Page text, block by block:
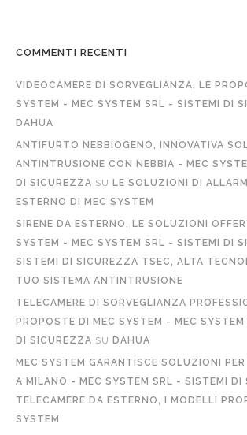
COMMENTI RECENTI
VIDEOCAMERE DI SORVEGLIANZA, LE
SYSTEM - MEC SYSTEM SRL - SISTEMI DI
DAHUA
ANTIFURTO NEBBIOGENO, INNOVATIVA
ANTINTRUSIONE CON NEBBIA - MEC
DI SICUREZZA SU LE SOLUZIONI DI
ESTERNO DI MEC SYSTEM
SIRENE DA ESTERNO, LE SOLUZIONI
SYSTEM - MEC SYSTEM SRL - SISTEMI DI
SISTEMI DI SICUREZZA TSEC, ALTA
TUO SISTEMA ANTINTRUSIONE
TELECAMERE DI SORVEGLIANZA
PROPOSTE DI MEC SYSTEM - MEC SYSTEM
DI SICUREZZA SU DAHUA
MEC SYSTEM GARANTISCE SOLUZIONI
A MILANO - MEC SYSTEM SRL - SISTEMI DI
TELECAMERE DA ESTERNO, I MODELLI
SYSTEM